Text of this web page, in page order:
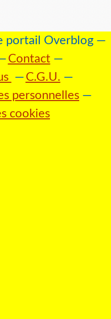
portail Overblog
Contact
C.G.U.
personnelles
cookies